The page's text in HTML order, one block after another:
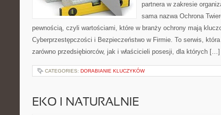
partnera w zakresie
sama nazwa Ochrona
pewnością, czyli wartościami, które w branży ochrony mają
Cyberprzestępczości i Bezpieczeństwo w Firmie. To serwis,
zarówno przedsiębiorców, jak i właścicieli posesji, dla których […]
CATEGORIES: DORABIANIE KLUCZYKÓW
EKO I NATURALNIE